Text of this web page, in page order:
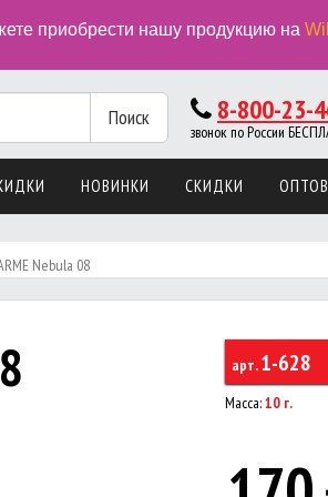
приобрести нашу продукцию на
Поиск 8-800-23-
звонок по России
НОВИНКИ СКИДКИ
Nebula 08
арт.1-628
Масса:10 г.